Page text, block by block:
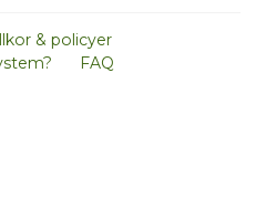
& policyer
FAQ